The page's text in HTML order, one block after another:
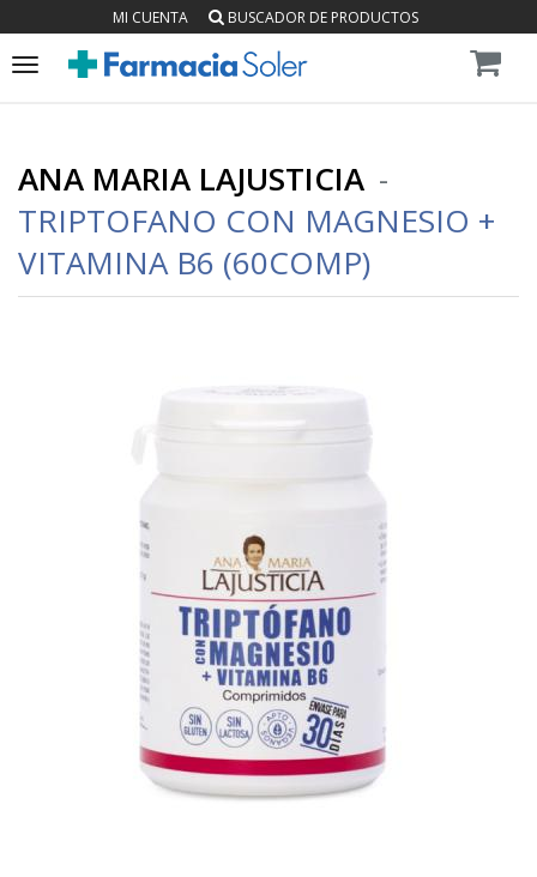
MI CUENTA BUSCADOR DE PRODUCTOS
Toggle
ANA MARIA LAJUSTICIA -
TRIPTOFANO CON MAGNESIO +
VITAMINA B6 (60COMP)